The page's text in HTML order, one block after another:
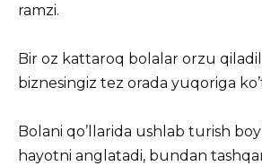
ramzi.
Bir oz kattaroq bolalar orzu
biznesingiz tez orada yuqoriga
Bolani qo’llarida ushlab turish
hayotni anglatadi, bundan